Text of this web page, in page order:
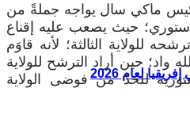
ماكي سال يواجه جملةً من
حيث يصعب عليه إقناع
للولاية الثالثة؛ لأنه قاوَم
واد؛ حين أراد الترشح للولاية
للحدّ من فوضى الولاية